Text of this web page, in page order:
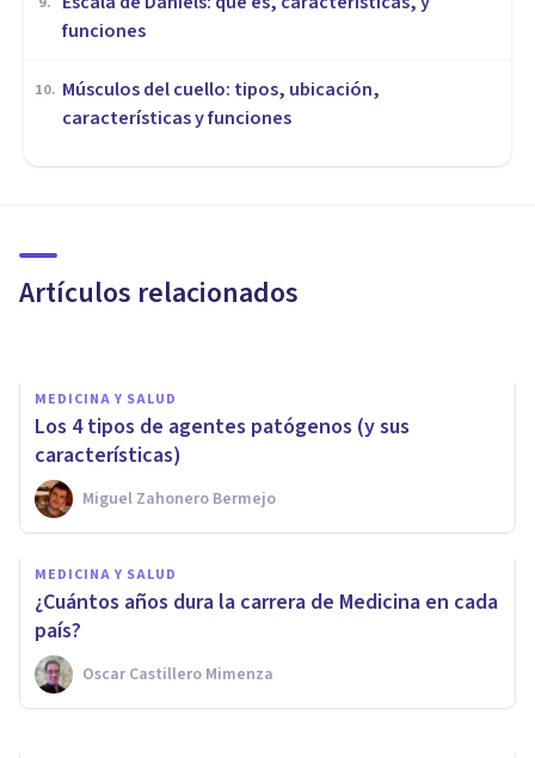
funciones
10. Músculos del cuello: tipos, ubicación,
características y funciones
Artículos relacionados
y bienestar (en español)
MEDICINA Y SALUD
Los 4 tipos de agentes patógenos (y sus
características)
Miguel Zahonero Bermejo
MEDICINA Y SALUD
¿Cuántos años dura la carrera de Medicina en cada
país?
Oscar Castillero Mimenza
Baciloscopia: qué es y cómo se
utiliza en Medicina
Samuel Antonio Sánchez Amador